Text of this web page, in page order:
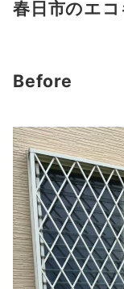
春日市のエ
Before